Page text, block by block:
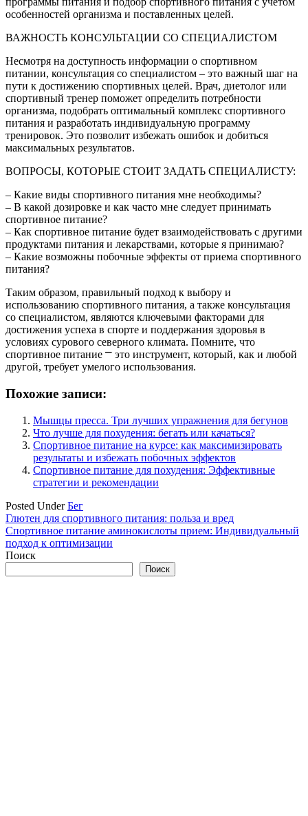
особенностей организма и поставленных целей.
ВАЖНОСТЬ КОНСУЛЬТАЦИИ СО СПЕЦИАЛИСТОМ
Несмотря на доступность информации о спортивном
питании, консультация со специалистом – это важный шаг на
пути к достижению спортивных целей. Врач, диетолог или
спортивный тренер поможет определить потребности
организма, подобрать оптимальный комплекс спортивного
питания и разработать индивидуальную программу
тренировок. Это позволит избежать ошибок и добиться
максимальных результатов.
ВОПРОСЫ, КОТОРЫЕ СТОИТ ЗАДАТЬ СПЕЦИАЛИСТУ:
– Какие виды спортивного питания мне необходимы?
– В какой дозировке и как часто мне следует принимать
спортивное питание?
– Как спортивное питание будет взаимодействовать с другими
продуктами питания и лекарствами, которые я принимаю?
– Какие возможны побочные эффекты от приема спортивного
питания?
Таким образом, правильный подход к выбору и
использованию спортивного питания, а также консультация
со специалистом, являются ключевыми факторами для
достижения успеха в спорте и поддержания здоровья в
условиях сурового северного климата. Помните, что
спортивное питание ⎻ это инструмент, который, как и любой
другой, требует умелого использования.
Похожие записи:
Мышцы пресса. Три лучших упражнения для бегунов
Что лучше для похудения: бегать или качаться?
Спортивное питание на курсе: как максимизировать
результаты и избежать побочных эффектов
Спортивное питание для похудения: Эффективные
стратегии и рекомендации
Posted UnderБег
Навигация
по
записям
Глютен для спортивного питания: польза и вред
Спортивное питание аминокислоты прием: Индивидуальный
подход к оптимизации
Поиск
Поиск